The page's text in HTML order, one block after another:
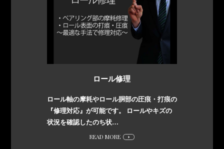
ロール修理
ロール軸の摩耗やロール胴部の圧痕・打痕の
『修理対応』が可能です。 ロールやキズの
状況を確認したのち状…
READ MORE